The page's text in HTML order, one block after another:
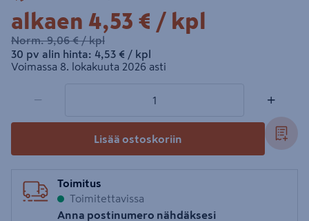
alkaen 4,53€/kpl
4,53 € / kpl
Norm.9,06€/kpl
9,06 €/ kpl
30 pv alin hinta: 4,53€/kpl
4,53 € / kpl
Voimassa 8. lokakuuta 2026 asti
− +
Lisää ostoskoriin
Toimitus
Toimitettavissa
Anna postinumero nähdäksesi